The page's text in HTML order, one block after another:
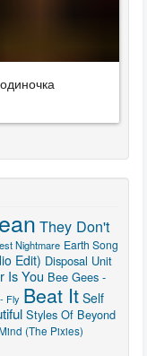
They Don't
Nightmare Earth Song
Edit) Disposal Unit
Is You Bee Gees -
Fly Beat It Self
Styles Of Beyond
(The Pixies)